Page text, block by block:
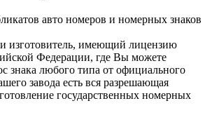
авто номеров и номерных знаков
изготовитель, имеющий лицензию
Федерации, где Вы можете
знака любого типа от официального
завода есть вся разрешающая
государственных номерных